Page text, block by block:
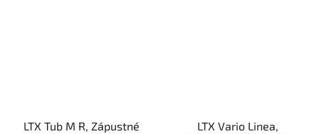
LTX Tub M R, Zápustné
LTX Vario Linea,